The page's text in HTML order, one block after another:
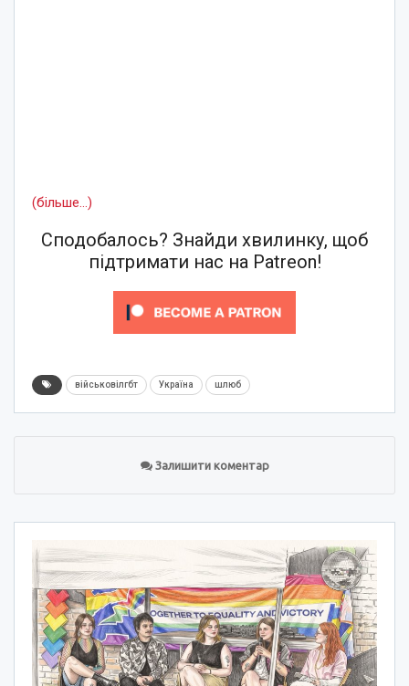
(більше…)
Сподобалось? Знайди хвилинку, щоб
підтримати нас на Patreon!
військовілгбт Україна шлюб
Залишити коментар